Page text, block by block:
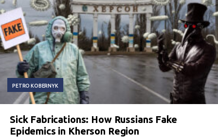
PETRO KOBERNYK
Sick Fabrications: How Russians Fake
Epidemics in Kherson Region